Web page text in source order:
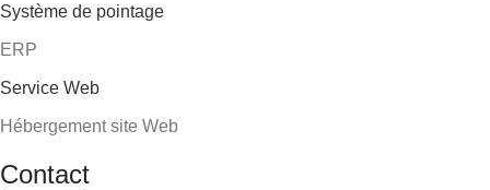
Système de pointage
ERP
Service Web
Hébergement site Web
Contact